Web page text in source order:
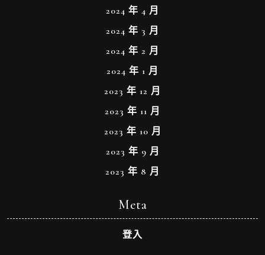
2024 年 4 月
2024 年 3 月
2024 年 2 月
2024 年 1 月
2023 年 12 月
2023 年 11 月
2023 年 10 月
2023 年 9 月
2023 年 8 月
Meta
登入